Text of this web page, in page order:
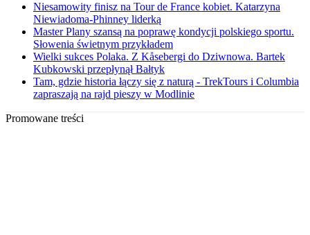
Niesamowity finisz na Tour de France kobiet. Katarzyna
Niewiadoma-Phinney liderką
Master Plany szansą na poprawę kondycji polskiego sportu.
Słowenia świetnym przykładem
Wielki sukces Polaka. Z Kåsebergi do Dziwnowa. Bartek
Kubkowski przepłynął Bałtyk
Tam, gdzie historia łączy się z naturą - TrekTours i Columbia
zapraszają na rajd pieszy w Modlinie
Promowane treści